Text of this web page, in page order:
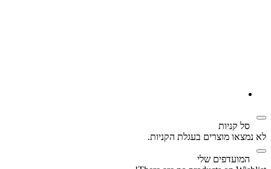
סל קניות‬
לא נמצאו מוצרים בעגלת הקניות.
המועדפים שלי